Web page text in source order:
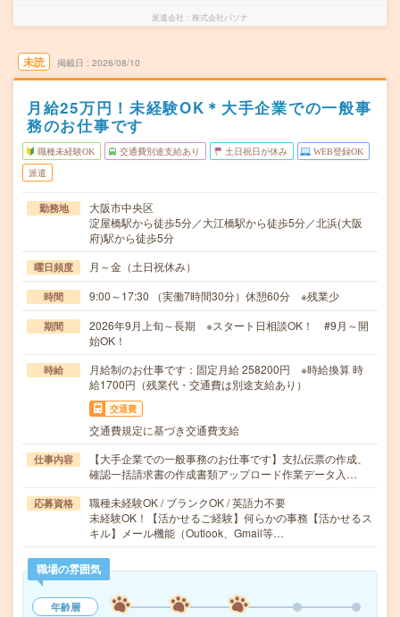
派遣会社 株式会社パソナ
未読 掲載日 2026/08/10
月給25万円！未経験OK＊大手企業での一般事
務のお仕事です
職種未経験OK 交通費別途支給あり 土日祝日が休み WEB登録OK
派遣
勤務地
大阪市中央区
淀屋橋駅から徒歩5分／大江橋駅から徒歩5分／北浜(大阪
府)駅から徒歩5分
曜日頻度 月～金（土日祝休み）
時間 9:00～17:30 （実働7時間30分）休憩60分 ※残業少
期間
2026年9月上旬～長期 ※スタート日相談OK！ #9月～開
始OK！
時給
月給制のお仕事です：固定月給 258200円 ※時給換算 時
給1700円（残業代・交通費は別途支給あり）
交通費
交通費規定に基づき交通費支給
仕事内容
【大手企業での一般事務のお仕事です】支払伝票の作成、
確認一括請求書の作成書類アップロード作業データ入…
応募資格
職種未経験OK / ブランクOK / 英語力不要
未経験OK！【活かせるご経験】何らかの事務【活かせるス
キル】メール機能（Outlook、Gmail等…
職場の雰囲気
年齢層